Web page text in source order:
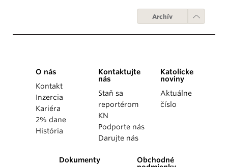
Archív
O nás
Kontakt
Inzercia
Kariéra
2% dane
História
Kontaktujte
nás
Staň sa
reportérom
KN
Podporte nás
Darujte nás
Katolícke
noviny
Aktuálne
číslo
Dokumenty
Obchodné